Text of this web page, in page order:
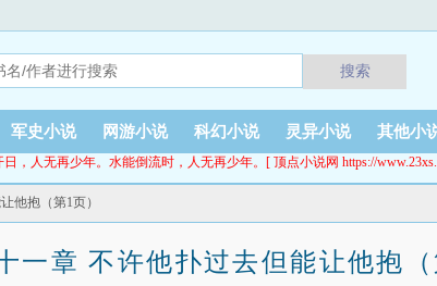
搜索
军史小说 网游小说 科幻小说 灵异小说 其他小
日，人无再少年。水能倒流时，人无再少年。[ 顶点小说网 https://
他抱（第1页）
一章 不许他扑过去但能让他抱（